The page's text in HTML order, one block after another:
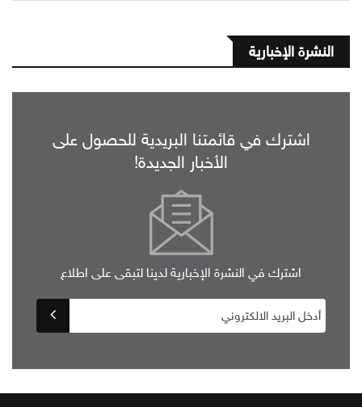
النشرة الإخبارية
اشترك في قائمتنا البريدية للحصول على
الأخبار الجديدة!
اشترك في النشرة الإخبارية لدينا لتبقى على اطلاع